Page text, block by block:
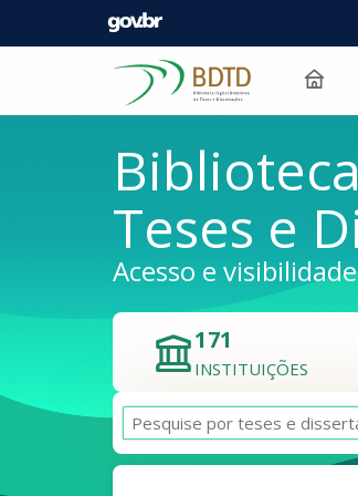
Pular para o conteúdo
Teses e
Acesso e
171
INSTITUIÇÕES